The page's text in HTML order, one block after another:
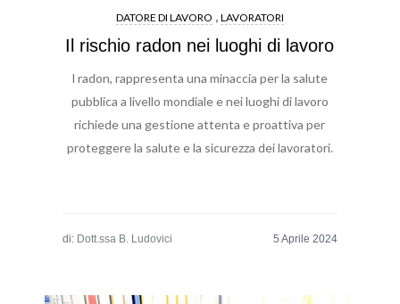
DATORE DI LAVORO , LAVORATORI
Il rischio radon nei luoghi di lavoro
l radon, rappresenta una minaccia per la salute
pubblica a livello mondiale e nei luoghi di lavoro
richiede una gestione attenta e proattiva per
proteggere la salute e la sicurezza dei lavoratori.
di: Dott.ssa B. Ludovici